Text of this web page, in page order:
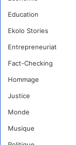
Education
Ekolo Stories
Entrepreneuriat
Fact-Checking
Hommage
Justice
Monde
Musique